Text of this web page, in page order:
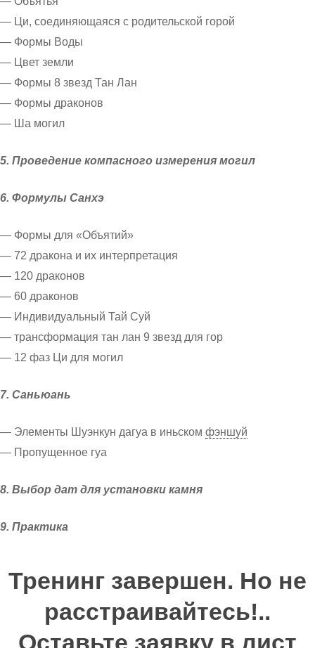
— Ци, соединяющаяся с родительской горой
— Формы Воды
— Цвет земли
— Формы 8 звезд Тан Лан
— Формы драконов
— Ша могил
5. Проведение компасного измерения могил
6. Формулы Санхэ
— Формы для «Объятий»
— 72 дракона и их интерпретация
— 120 драконов
— 60 драконов
— Индивидуальный Тай Суй
— трансформация тан лан 9 звезд для гор
— 12 фаз Ци для могил
7. Саньюань
— Элементы Шуэнкун дагуа в иньскомфэншуй
— Пропущенное гуа
8. Выбор дат для установки камня
9. Практика
Тренинг завершен. Но не
расстраивайтесь!..
Оставьте заявку в лист